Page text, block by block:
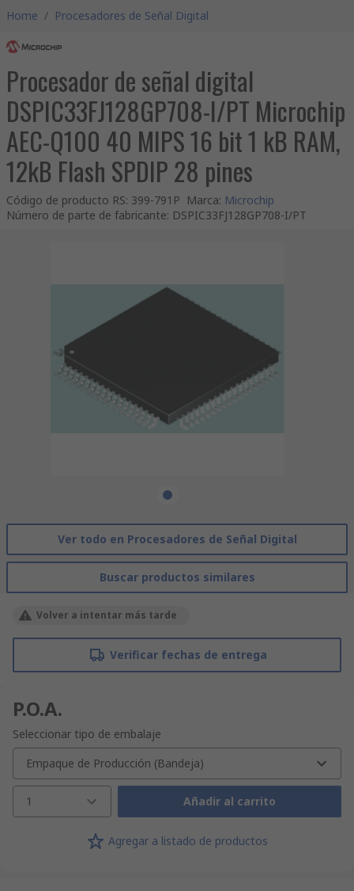
Home / Procesadores de Señal Digital
Procesador de señal digital
DSPIC33FJ128GP708-I/PT Microchip
AEC-Q100 40 MIPS 16 bit 1 kB RAM,
12kB Flash SPDIP 28 pines
Código de producto RS: 399-791P Marca: Microchip
Número de parte de fabricante: DSPIC33FJ128GP708-I/PT
Ver todo en Procesadores de Señal Digital
Buscar productos similares
Volver a intentar más tarde
Verificar fechas de entrega
P.O.A.
Seleccionar tipo de embalaje
Empaque de Producción (Bandeja)
1 Añadir al carrito
Agregar a listado de productos